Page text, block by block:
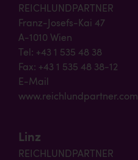
REICHLUNDPARTNER
Franz-Josefs-Kai 47
A-1010 Wien
Tel: +43 1 535 48 38
Fax: +43 1 535 48 38-12
E-Mail
www.reichlundpartner.com
Linz
REICHLUNDPARTNER